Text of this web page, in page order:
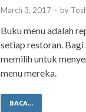
March 3, 2017 - by
Buku menu adalah
setiap restoran.
memilih untuk
menu mereka.
BACA...